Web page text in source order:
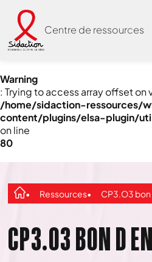
Warning
: Trying to access array offset
/home/sidaction-ressources/
content/plugins/elsa-plugin/
on line
80
Centre de ressources
Ressources CP3.O3
CP3.O3 BON D